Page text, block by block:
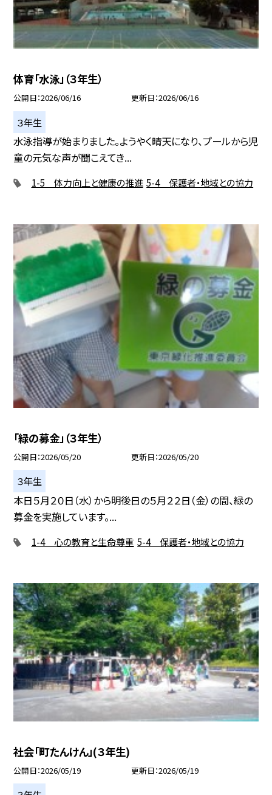
体育「水泳」（３年生）
公開日 2026/06/16 更新日 2026/06/16
３年生
水泳指導が始まりました。ようやく晴天になり、プールから児
童の元気な声が聞こえてき...
1-5 体力向上と健康の推進 5-4 保護者・地域との協力
「緑の募金」（３年生）
公開日 2026/05/20 更新日 2026/05/20
３年生
本日５月２０日（水）から明後日の５月２２日（金）の間、緑の
募金を実施しています。...
1-4 心の教育と生命尊重 5-4 保護者・地域との協力
社会「町たんけん」(３年生)
公開日 2026/05/19 更新日 2026/05/19